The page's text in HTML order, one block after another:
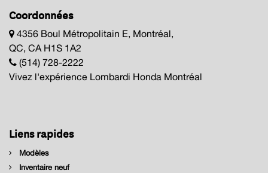
Coordonnées
4356 Boul Métropolitain E, Montréal,
QC, CA H1S 1A2
(514) 728-2222
Vivez l'expérience Lombardi Honda Montréal
Liens rapides
Modèles
Inventaire neuf